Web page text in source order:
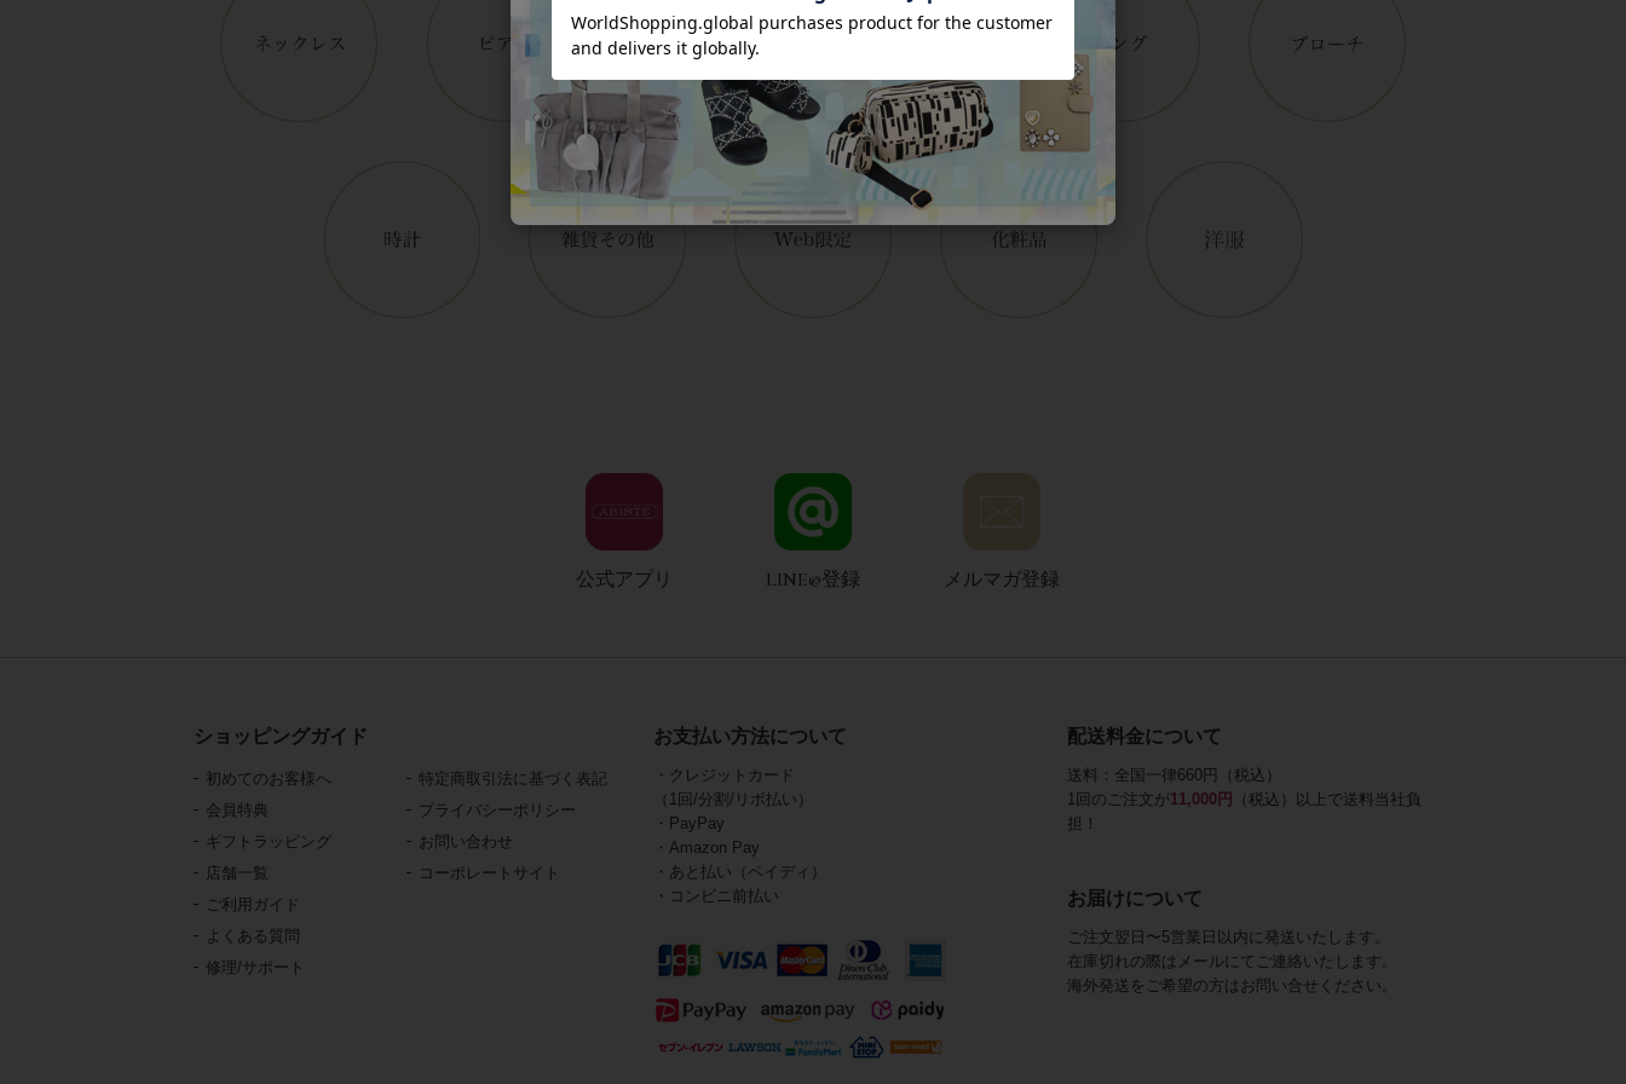
公式アプリ LINE@登録 メルマガ登録
ショッピングガイド
初めてのお客様へ
会員特典
ギフトラッピング
店舗一覧
ご利用ガイド
よくある質問
修理/サポート
特定商取引法に基づく表記
プライバシーポリシー
お問い合わせ
コーポレートサイト
お支払い方法について
・クレジットカード
（1回/分割/リボ払い）
・PayPay
・Amazon Pay
・あと払い（ペイディ）
・コンビニ前払い
配送料金について
送料：全国一律660円（税込）
1回のご注文が11,000円
（税込）以上で送料当社負
担！
お届けについて
ご注文翌日〜5営業日以内に発送いたします。
在庫切れの際はメールにてご連絡いたします。
海外発送をご希望の方はお問い合せください。